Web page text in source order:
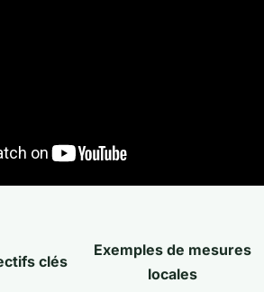
clés
Exemples de mesures
locales